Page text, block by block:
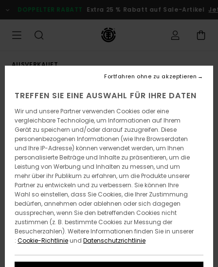
zur
Produktinformation
DOPPELTER RABATT Extra 25 % Rabatt auf Sale-Artikel
AUSVERKAUFT
TREFFEN SIE EINE AUSWAHL FÜR IHRE DATEN
Wir und unsere Partner verwenden Cookies oder eine
vergleichbare Technologie, um Informationen auf Ihrem
Gerät zu speichern und/oder darauf zuzugreifen. Diese
personenbezogenen Informationen (wie Ihre Browserdaten
und Ihre IP-Adresse) können verwendet werden, um Ihnen
personalisierte Beiträge und Inhalte zu präsentieren, um die
Leistung von Werbung und Inhalten zu messen, und um
mehr über ihr Publikum zu erfahren, um die Produkte unserer
Partner zu entwickeln und zu verbessern. Sie können Ihre
Wahl so einstellen, dass Sie Cookies, die Ihrer Zustimmung
bedürfen, annehmen oder ablehnen oder sich dagegen
aussprechen, wenn Sie den betreffenden Cookies nicht
zustimmen (z. B. bestimmte Cookies zur Messung der
Besucherzahlen). Weitere Informationen finden Sie in unserer
: Cookie-Richtlinieund Datenschutzrichtlinie
Fortfahren ohne zu akzeptieren